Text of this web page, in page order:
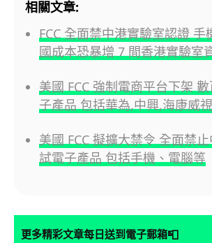
相關文章:
FCC 全面禁中港實驗室認證 手
國成本恐暴增 7 間香港實驗室
美國 FCC 強制電商平台下架
子產品 包括華為,中興,海康威
美國 FCC 擬擴大禁令 全面禁
試電子產品 包括手機、電腦等
更多精彩文章每日送到電子郵箱📮